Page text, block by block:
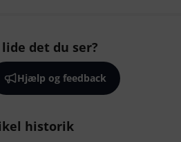
det du ser?
Hjælp og feedback
historik